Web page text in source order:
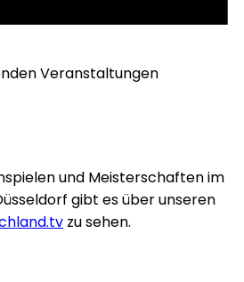
Veranstaltungen
und Meisterschaften im
gibt es über unseren
zu sehen.